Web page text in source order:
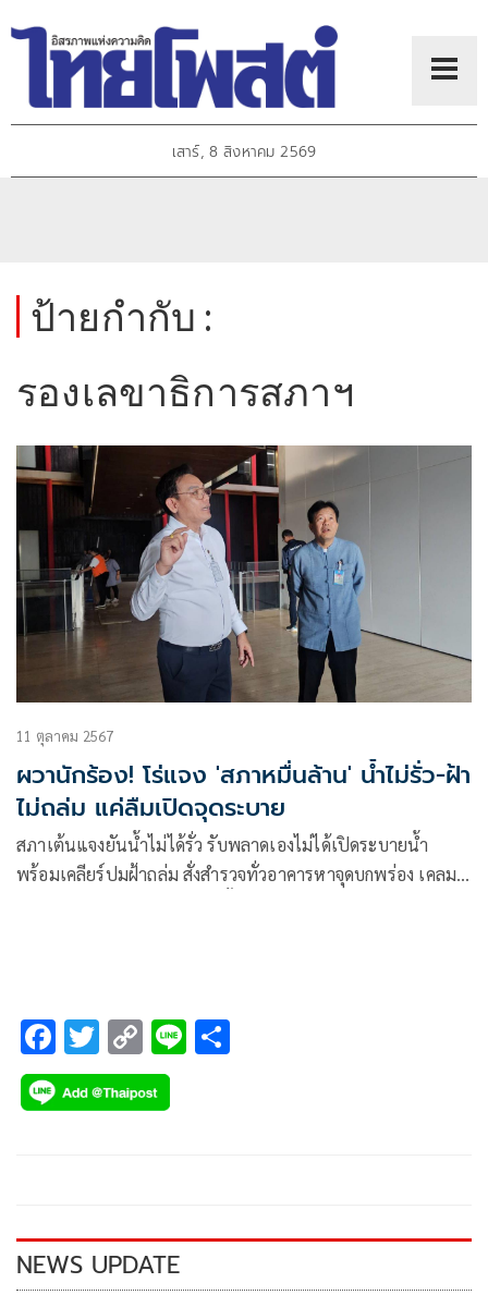
เสาร์, 8 สิงหาคม 2569
ป้ายกำกับ :
รองเลขาธิการสภาฯ
11 ตุลาคม 2567
ผวานักร้อง! โร่แจง 'สภาหมื่นล้าน' น้ำไม่รั่ว-ฝ้า
ไม่ถล่ม แค่ลืมเปิดจุดระบาย
สภาเต้นแจงยันน้ำไม่ได้รั่ว​ รับพลาดเองไม่ได้เปิดระบายน้ำ
พร้อมเคลียร์ปมฝ้าถล่ม สั่งสำรวจทั่วอาคารหาจุดบกพร่อง เคลม
F
ac
e
k
T
wi
tt
C
o
p
k
Li
NEWS UPDATE